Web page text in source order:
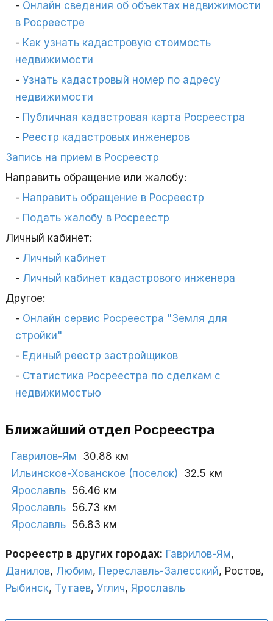
Онлайн сведения об объектах недвижимости
в Росреестре
Как узнать кадастровую стоимость
недвижимости
Узнать кадастровый номер по адресу
недвижимости
Публичная кадастровая карта Росреестра
Реестр кадастровых инженеров
Запись на прием в Росреестр
Направить обращение или жалобу:
Направить обращение в Росреестр
Подать жалобу в Росреестр
Личный кабинет:
Личный кабинет
Личный кабинет кадастрового инженера
Другое:
Онлайн сервис Росреестра "Земля для
стройки"
Единый реестр застройщиков
Статистика Росреестра по сделкам с
недвижимостью
Ближайший отдел Росреестра
Гаврилов-Ям 30.88 км
Ильинское-Хованское (поселок) 32.5 км
Ярославль 56.46 км
Ярославль 56.73 км
Ярославль 56.83 км
Росреестр в других городах: Гаврилов-Ям,
Данилов, Любим, Переславль-Залесский, Ростов,
Рыбинск, Тутаев, Углич, Ярославль